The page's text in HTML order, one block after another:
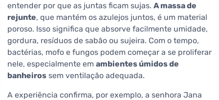
entender por que as juntas ficam sujas. A massa de
rejunte, que mantém os azulejos juntos, é um material
poroso. Isso significa que absorve facilmente umidade,
gordura, resíduos de sabão ou sujeira. Com o tempo,
bactérias, mofo e fungos podem começar a se proliferar
nele, especialmente em ambientes úmidos de
banheiros sem ventilação adequada.
A experiência confirma, por exemplo, a senhora Jana